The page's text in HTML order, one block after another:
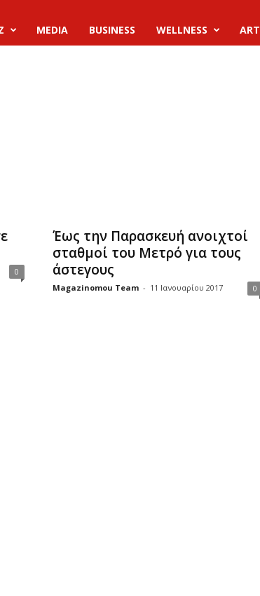
MEDIA BUSINESS WELLNESS ART
0
Έως την Παρασκευή ανοιχτοί
σταθμοί του Μετρό για τους
άστεγους
Magazinomou Team - 11 Ιανουαρίου 2017 0